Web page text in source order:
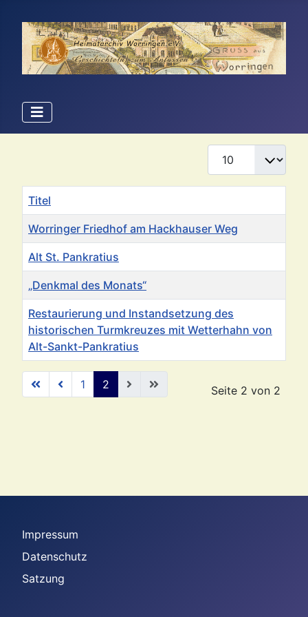
Anzeige #
Titel
Worringer Friedhof am Hackhauser Weg
Alt St. Pankratius
„Denkmal des Monats“
Restaurierung und Instandsetzung des
historischen Turmkreuzes mit Wetterhahn von
Alt-Sankt-Pankratius
Seite 2 von 2
1 2
Impressum
Datenschutz
Satzung